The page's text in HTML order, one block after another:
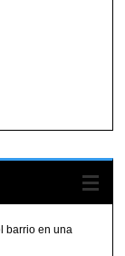
barrio en una